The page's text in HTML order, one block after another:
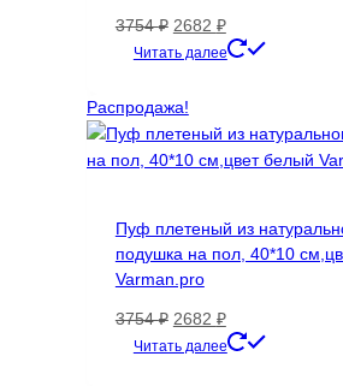
3754₽ Первоначальная
цена
3754 ₽.
2682 ₽Текущая
цена:
Читать далее
Распродажа!
Пуф плетеный из
подушка на пол, 40*10
Varman.pro
3754₽ Первоначальная
цена
2682 ₽Текущая
цена:
Читать далее